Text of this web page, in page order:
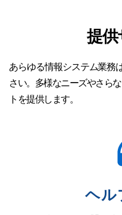
提供
あらゆる情報システム業務
さい。多様なニーズやさら
トを提供します。
ヘル